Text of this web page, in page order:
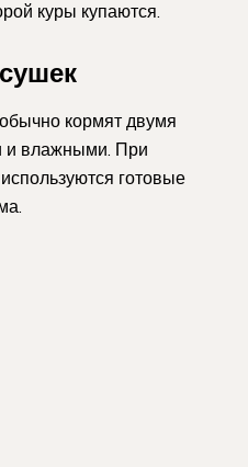
куры купаются.
кормят двумя
и влажными. При
готовые